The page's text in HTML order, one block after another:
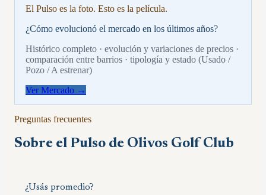
El Pulso es la foto. Esto es la película.
¿Cómo evolucionó el mercado en los últimos años?
Histórico completo · evolución y variaciones de precios ·
comparación entre barrios · tipología y estado (Usado /
Pozo / A estrenar)
Ver Mercado →
Preguntas frecuentes
Sobre el Pulso de Olivos Golf Club
¿Usás promedio?